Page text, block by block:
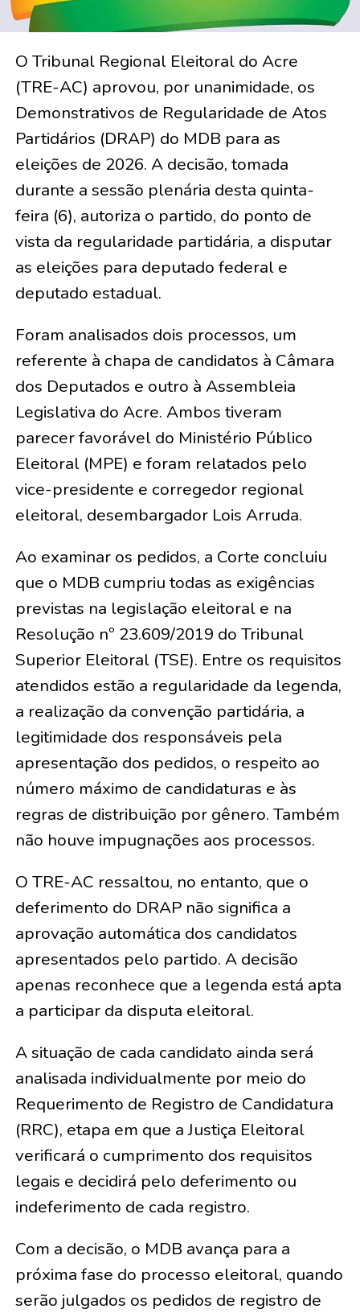
O Tribunal Regional Eleitoral do Acre
(TRE-AC) aprovou, por unanimidade, os
Demonstrativos de Regularidade de Atos
Partidários (DRAP) do MDB para as
eleições de 2026. A decisão, tomada
durante a sessão plenária desta quinta-
feira (6), autoriza o partido, do ponto de
vista da regularidade partidária, a disputar
as eleições para deputado federal e
deputado estadual.
Foram analisados dois processos, um
referente à chapa de candidatos à Câmara
dos Deputados e outro à Assembleia
Legislativa do Acre. Ambos tiveram
parecer favorável do Ministério Público
Eleitoral (MPE) e foram relatados pelo
vice-presidente e corregedor regional
eleitoral, desembargador Lois Arruda.
Ao examinar os pedidos, a Corte concluiu
que o MDB cumpriu todas as exigências
previstas na legislação eleitoral e na
Resolução nº 23.609/2019 do Tribunal
Superior Eleitoral (TSE). Entre os requisitos
atendidos estão a regularidade da legenda,
a realização da convenção partidária, a
legitimidade dos responsáveis pela
apresentação dos pedidos, o respeito ao
número máximo de candidaturas e às
regras de distribuição por gênero. Também
não houve impugnações aos processos.
O TRE-AC ressaltou, no entanto, que o
deferimento do DRAP não significa a
aprovação automática dos candidatos
apresentados pelo partido. A decisão
apenas reconhece que a legenda está apta
a participar da disputa eleitoral.
A situação de cada candidato ainda será
analisada individualmente por meio do
Requerimento de Registro de Candidatura
(RRC), etapa em que a Justiça Eleitoral
verificará o cumprimento dos requisitos
legais e decidirá pelo deferimento ou
indeferimento de cada registro.
Com a decisão, o MDB avança para a
próxima fase do processo eleitoral, quando
serão julgados os pedidos de registro de